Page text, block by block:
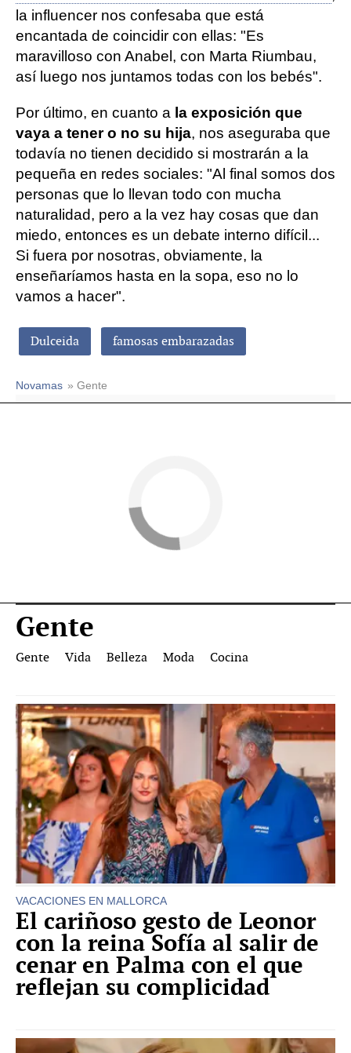
la influencer nos confesaba que está
encantada de coincidir con ellas: "Es
maravilloso con Anabel, con Marta Riumbau,
así luego nos juntamos todas con los bebés".
Por último, en cuanto a la exposición que
vaya a tener o no su hija, nos aseguraba que
todavía no tienen decidido si mostrarán a la
pequeña en redes sociales: "Al final somos dos
personas que lo llevan todo con mucha
naturalidad, pero a la vez hay cosas que dan
miedo, entonces es un debate interno difícil...
Si fuera por nosotras, obviamente, la
enseñaríamos hasta en la sopa, eso no lo
vamos a hacer".
Dulceida famosas embarazadas
Novamas » Gente
Gente
Gente Vida Belleza Moda Cocina
VACACIONES EN MALLORCA
El cariñoso gesto de Leonor
con la reina Sofía al salir de
cenar en Palma con el que
reflejan su complicidad